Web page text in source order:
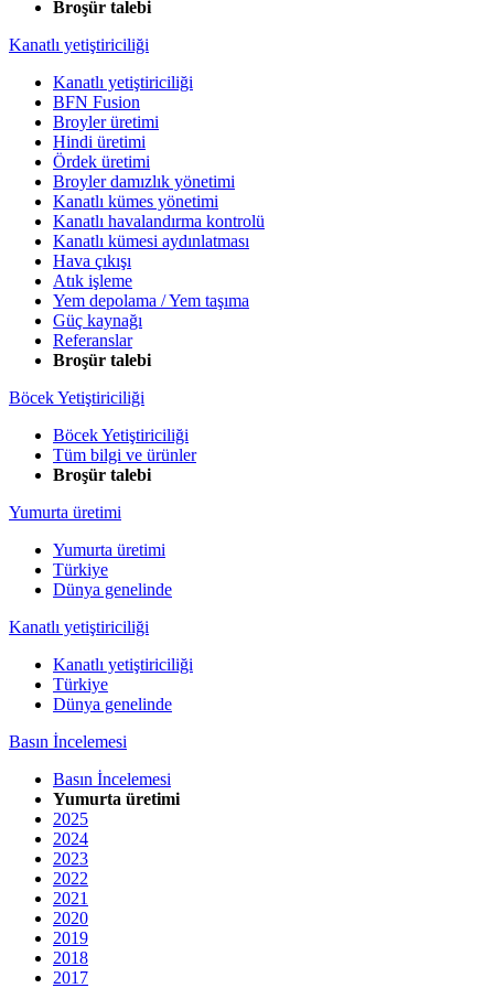
Broşür talebi
Kanatlı yetiştiriciliği
Kanatlı yetiştiriciliği
BFN Fusion
Broyler üretimi
Hindi üretimi
Ördek üretimi
Broyler damızlık yönetimi
Kanatlı kümes yönetimi
Kanatlı havalandırma kontrolü
Kanatlı kümesi aydınlatması
Hava çıkışı
Atık işleme
Yem depolama / Yem taşıma
Güç kaynağı
Referanslar
Broşür talebi
Böcek Yetiştiriciliği
Böcek Yetiştiriciliği
Tüm bilgi ve ürünler
Broşür talebi
Yumurta üretimi
Yumurta üretimi
Türkiye
Dünya genelinde
Kanatlı yetiştiriciliği
Kanatlı yetiştiriciliği
Türkiye
Dünya genelinde
Basın İncelemesi
Basın İncelemesi
Yumurta üretimi
2025
2024
2023
2022
2021
2020
2019
2018
2017